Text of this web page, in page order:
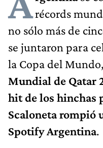
récords
no sólo más de
se juntaron para
la Copa del
Mundial de Qatar
hit de los hinchas
Scaloneta rompió
Spotify Argentina.